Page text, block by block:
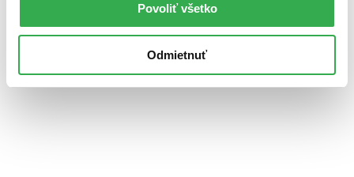
Povoliť všetko
Odmietnuť
27. novembra 2012